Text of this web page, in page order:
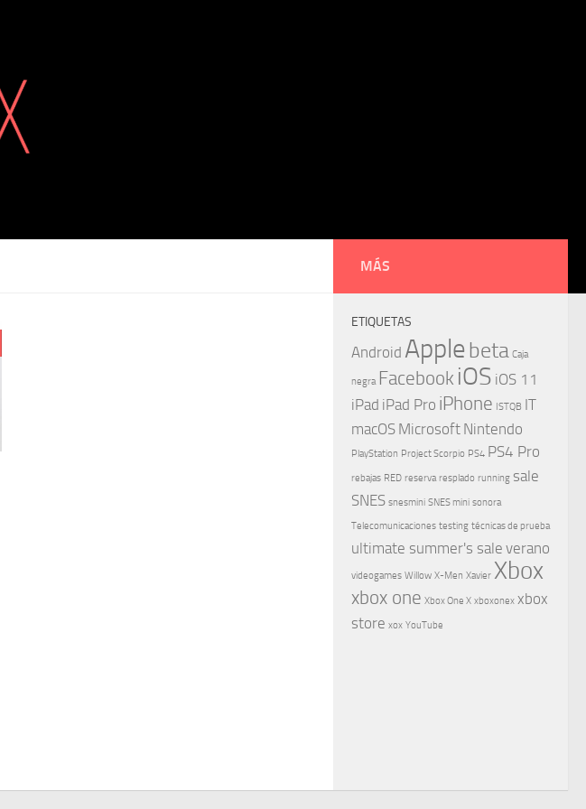
MÁS
ETIQUETAS
Android Applebeta Caja
negra Facebook iOS iOS 11
iPad iPad Pro iPhone ISTQB IT
macOS Microsoft Nintendo
PlayStation Project Scorpio PS4 PS4 Pro
rebajas RED reserva resplado running sale
SNES snesmini SNES mini sonora
Telecomunicaciones testing técnicas de prueba
ultimate summer's sale verano
videogames Willow X-Men Xavier Xbox
xbox one Xbox One X xboxonex xbox
store xox YouTube